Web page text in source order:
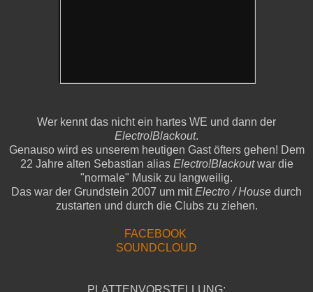
Wer kennt das nicht ein hartes WE und dann der
Electro!Blackout.
Genauso wird es unserem heutigen Gast öfters gehen! Dem
22 Jahre alten Sebastian alias Electro!Blackoutwar die
"normale" Musik zu langweilig.
Das war der Grundstein 2007 um mitElectro / House durch
zustarten und durch die Clubs zu ziehen.
FACEBOOK
SOUNDCLOUD
PLATTENVORSTELLUNG: